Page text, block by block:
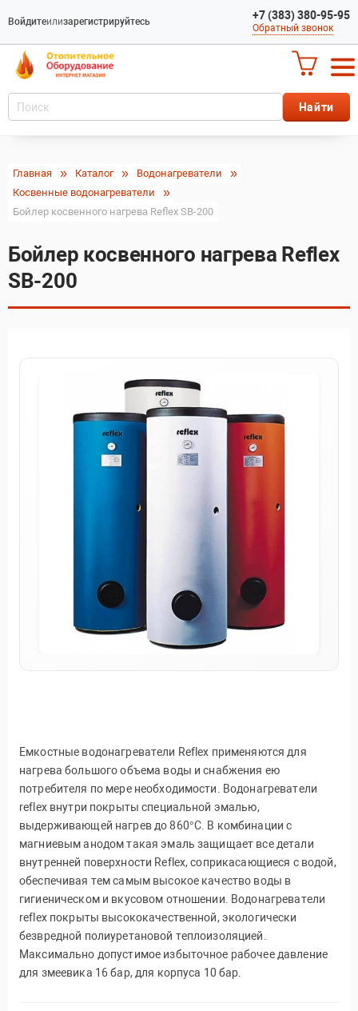
Войдитеилизарегистрируйтесь +7 (383) 380-95-95
Обратный звонок
Главная Каталог
Водонагреватели
Косвенные водонагреватели
Бойлер косвенного нагрева Reflex SB-200
Бойлер косвенного нагрева Reflex
SB-200
Емкостные водонагреватели Reflex применяются для
нагрева большого объема воды и снабжения ею
потребителя по мере необходимости. Водонагреватели
reflex внутри покрыты специальной эмалью,
выдерживающей нагрев до 860°С. В комбинации с
магниевым анодом такая эмаль защищает все детали
внутренней поверхности Reflex, соприкасающиеся с водой,
обеспечивая тем самым высокое качество воды в
гигиеническом и вкусовом отношении. Водонагреватели
reflex покрыты высококачественной, экологически
безвредной полиуретановой теплоизоляцией.
Максимально допустимое избыточное рабочее давление
для змеевика 16 бар, для корпуса 10 бар.